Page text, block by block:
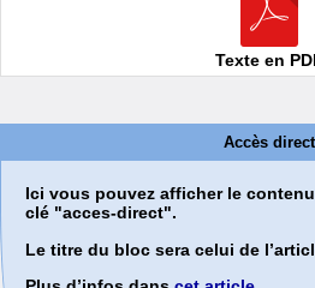
Texte en
Accès direct
Ici vous pouvez afficher le
clé "acces-direct".
Le titre du bloc sera celui de